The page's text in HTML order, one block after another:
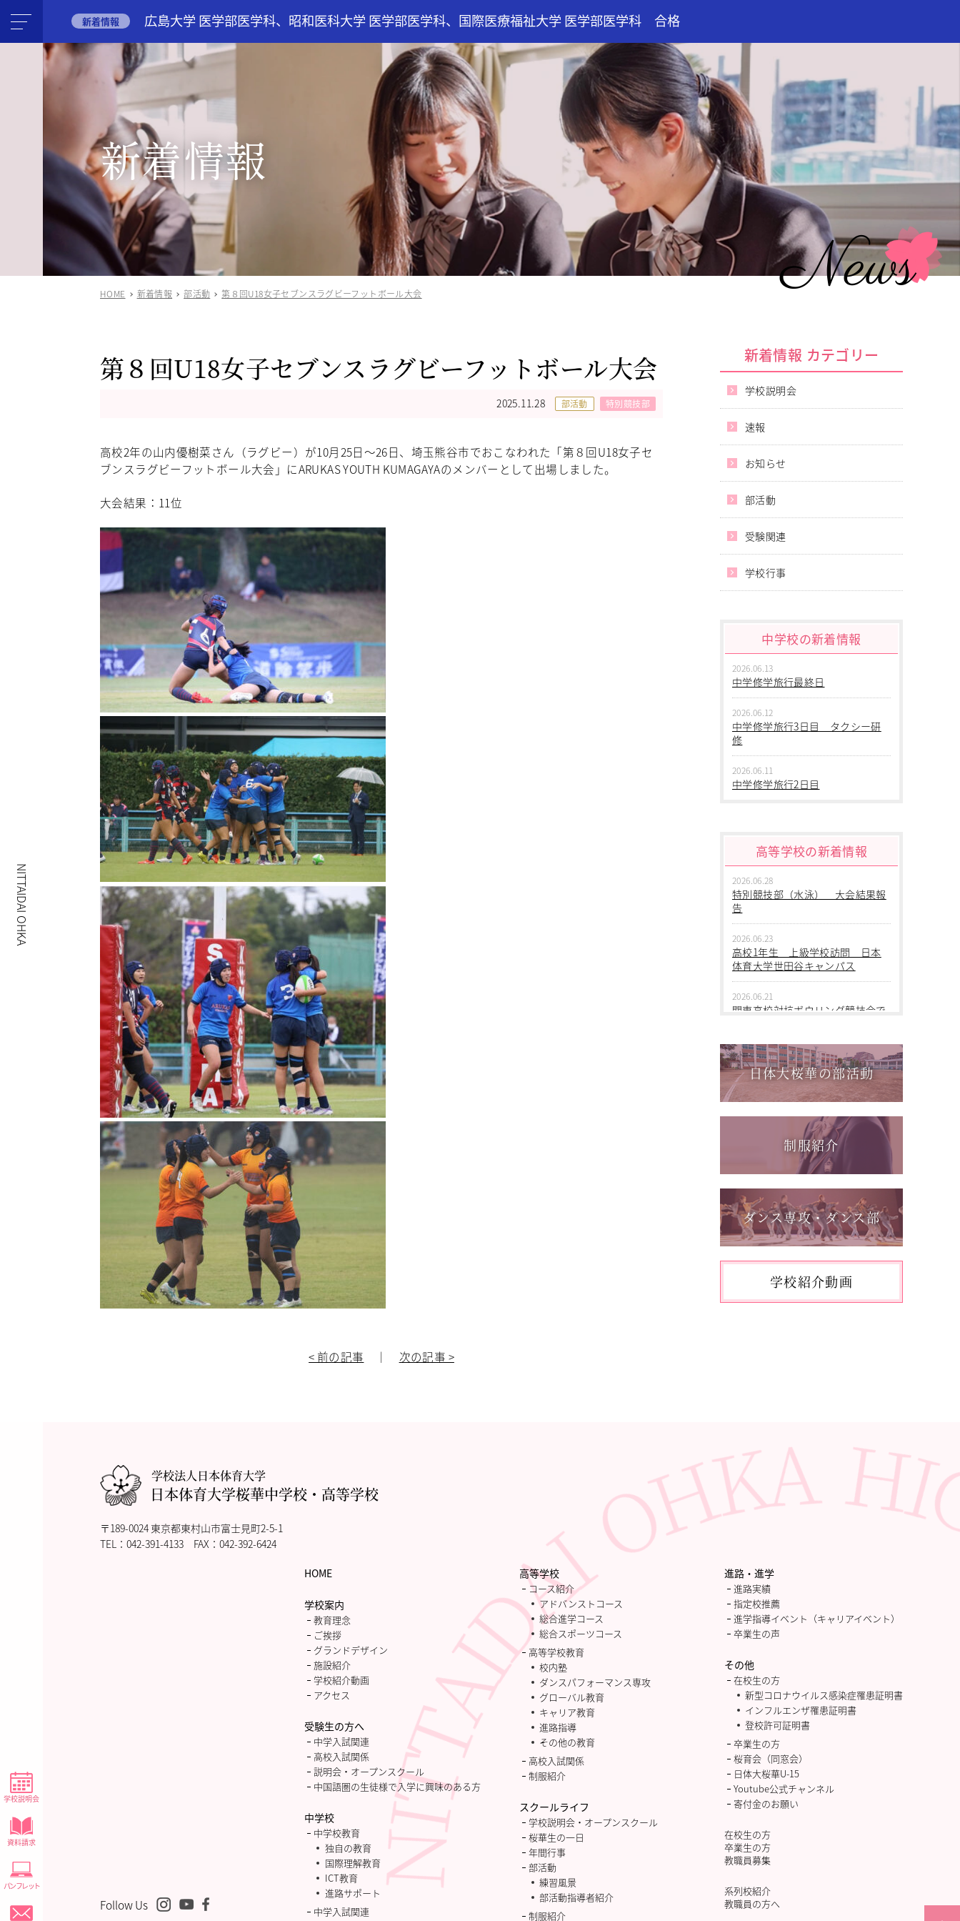
新着情報 広島大学 医学部医学科、昭和医科大学 医学部医学科、国際医療福祉大学 医学部医学科 合格
NITTAIDAI OHKA
学校説明会
資料請求
パンフレット
新着情報
News
HOME 新着情報 部活動 第８回U18女子セブンスラグビーフットボール大会
第８回U18女子セブンスラグビーフットボール大会
2025.11.28 部活動 特別競技部
高校2年の山内優樹菜さん（ラグビー）が10月25日～26日、埼玉熊谷市でおこなわれた「第８回U18女子セ
ブンスラグビーフットボール大会」にARUKAS YOUTH KUMAGAYAのメンバーとして出場しました。
大会結果：11位
< 前の記事 ｜ 次の記事 >
新着情報 カテゴリー
学校説明会
速報
お知らせ
部活動
受験関連
学校行事
中学校の新着情報
2026.06.13
中学修学旅行最終日
2026.06.12
中学修学旅行3日目 タクシー研
修
2026.06.11
中学修学旅行2日目
中学２年生 校外学習
2026.06.09
2026.06.09
中学１年 校外学習
2026.03.05
2025.12.15
第一回桜華中学校あいさつ＋ひと
言運動
第55回全国中学校バスケットボー
ル大会 サンアリーナせんだいin鹿
高等学校の新着情報
2026.06.28
特別競技部（水泳） 大会結果報
告
2026.06.23
高校1年生 上級学校訪問 日本
体育大学世田谷キャンパス
2026.06.21
関東高校対抗ボウリング競技会で
2026.06.17
1学年総合スポーツコース キャ
ンプ実習を実施しました
「日本選手権水泳競技大会」に出
場しました。
に出場しました。
2026.05.17
「第62回東日本選手権大会」に出
2026.05.10
「国民スポーツ大会東京都予選」
日体大桜華の部活動
制服紹介
ダンス専攻・ダンス部
学校紹介動画
学校法人日本体育大学
日本体育大学桜華中学校・高等学校
〒189-0024 東京都東村山市富士見町2-5-1
TEL： 042-391-4133 FAX：042-392-6424
HOME
学校案内
教育理念
ご挨拶
グランドデザイン
施設紹介
学校紹介動画
アクセス
受験生の方へ
中学入試関連
高校入試関係
説明会・オープンスクール
中国語圏の生徒様で入学に興味のある方
中学校
中学校教育
独自の教育
国際理解教育
ICT教育
進路サポート
中学入試関連
高等学校
コース紹介
アドバンストコース
総合進学コース
総合スポーツコース
高等学校教育
校内塾
ダンスパフォーマンス専攻
グローバル教育
キャリア教育
進路指導
その他の教育
高校入試関係
制服紹介
スクールライフ
学校説明会・オープンスクール
桜華生の一日
年間行事
部活動
練習風景
部活動指導者紹介
制服紹介
進路・進学
進路実績
指定校推薦
進学指導イベント（キャリアイベント）
卒業生の声
その他
在校生の方
新型コロナウイルス感染症罹患証明書
インフルエンザ罹患証明書
登校許可証明書
卒業生の方
桜育会（同窓会）
日体大桜華U-15
Youtube公式チャンネル
寄付金のお願い
在校生の方
卒業生の方
教職員募集
系列校紹介
教職員の方へ
Follow Us